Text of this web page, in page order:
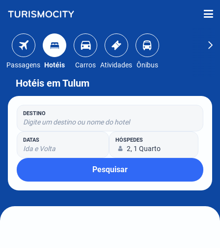
Passagens Hotéis Carros Atividades Ônibus
Hotéis em Tulum
DESTINO
Digite um destino ou nome do hotel
DATAS
Ida e Volta
HÓSPEDES
2, 1 Quarto
Pesquisar